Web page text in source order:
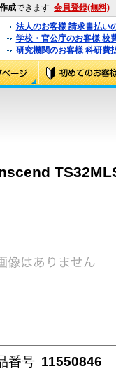
成できます 会員登録(無料)
法人のお客様 請求書払い
学校・官公庁のお客様 校
研究機関のお客様 科研費
番号 11550846